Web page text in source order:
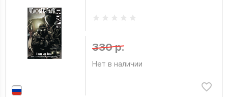
330 р.
Нет в наличии